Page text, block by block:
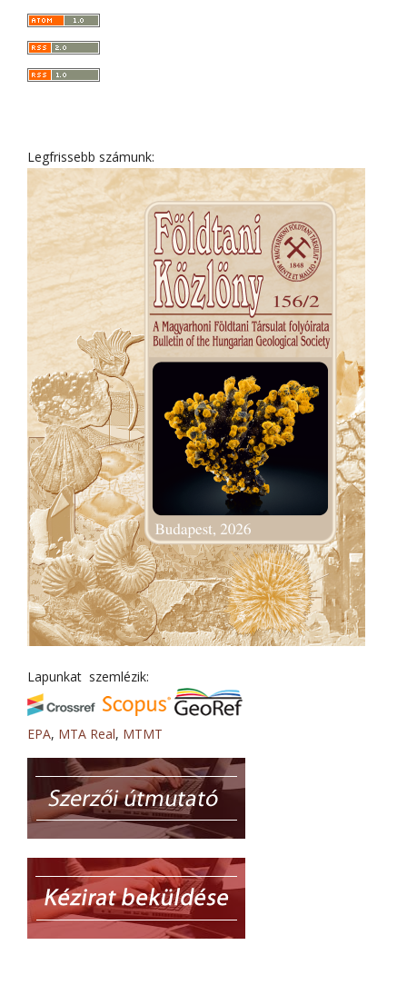
Legfrissebb számunk:
Lapunkat szemlézik:
EPA, MTA Real, MTMT